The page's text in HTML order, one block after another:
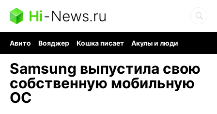
Hi-News.ru
Авито Вояджер Кошка писает
Акулы и люди
Samsung выпустила свою
собственную мобильную
ОС